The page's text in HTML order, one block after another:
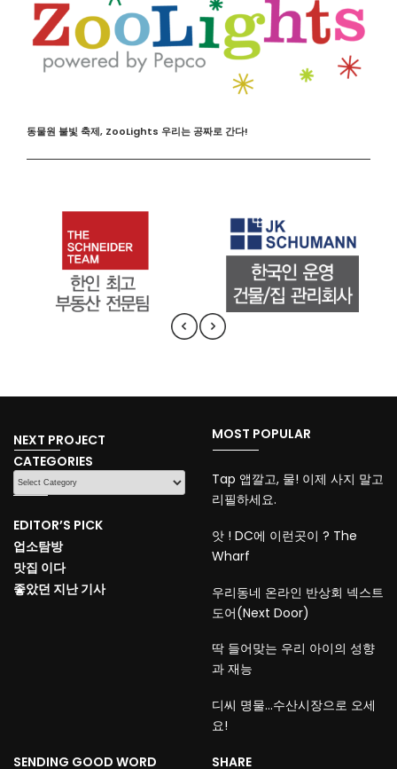
동물원 불빛 축제, ZooLights 우리는 공짜로 간다!
NEXT PROJECT
CATEGORIES
CATEGORIES
EDITOR’S PICK
업소탐방
맛집 이다
좋았던 지난 기사
MOST POPULAR
Tap 앱깔고, 물! 이제 사지 말고
리필하세요.
앗 ! DC에 이런곳이 ? The
Wharf
우리동네 온라인 반상회 넥스트
도어(Next Door)
딱 들어맞는 우리 아이의 성향
과 재능
디씨 명물…수산시장으로 오세
요!
SENDING GOOD WORD SHARE